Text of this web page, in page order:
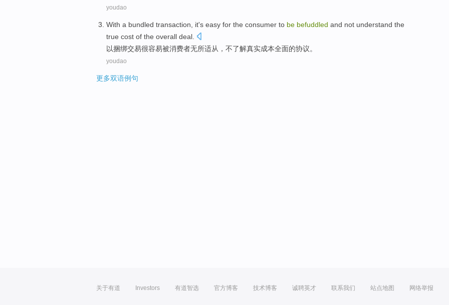
youdao
With a bundled transaction it's easy for the consumer to be befuddled and not understand the
true cost of the overall deal
以捆绑交易很容易被消费者无所适从 ， 不了解真实成本全面的协议。
youdao
更多双语例句
关于有道 Investors 有道智选 官方博客 技术博客 诚聘英才 联系我们 站点地图 网络举报